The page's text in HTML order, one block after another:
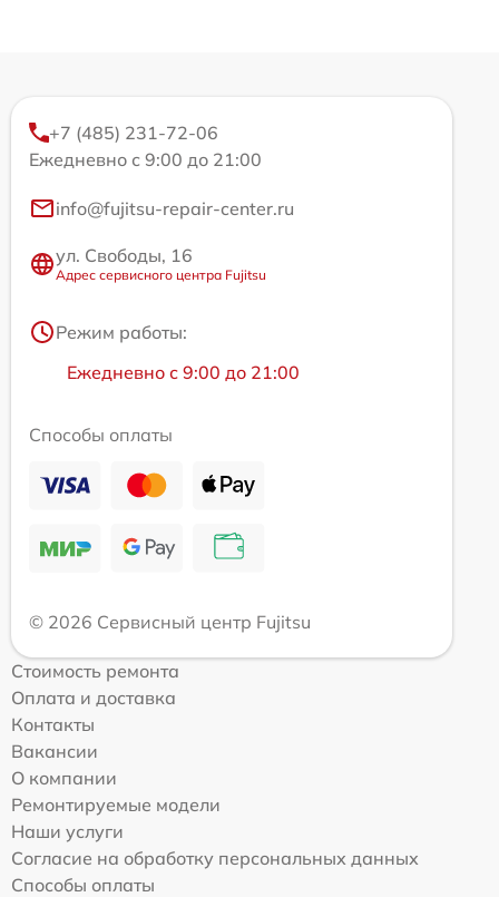
+7 (485) 231-72-06
Ежедневно с 9:00 до 21:00
info@fujitsu-repair-center.ru
ул. Свободы, 16
Адрес сервисного центра Fujitsu
Режим работы:
Ежедневно с 9:00 до 21:00
Способы оплаты
© 2026 Сервисный центр Fujitsu
Стоимость ремонта
Оплата и доставка
Контакты
Вакансии
О компании
Ремонтируемые модели
Наши услуги
Согласие на обработку персональных данных
Способы оплаты